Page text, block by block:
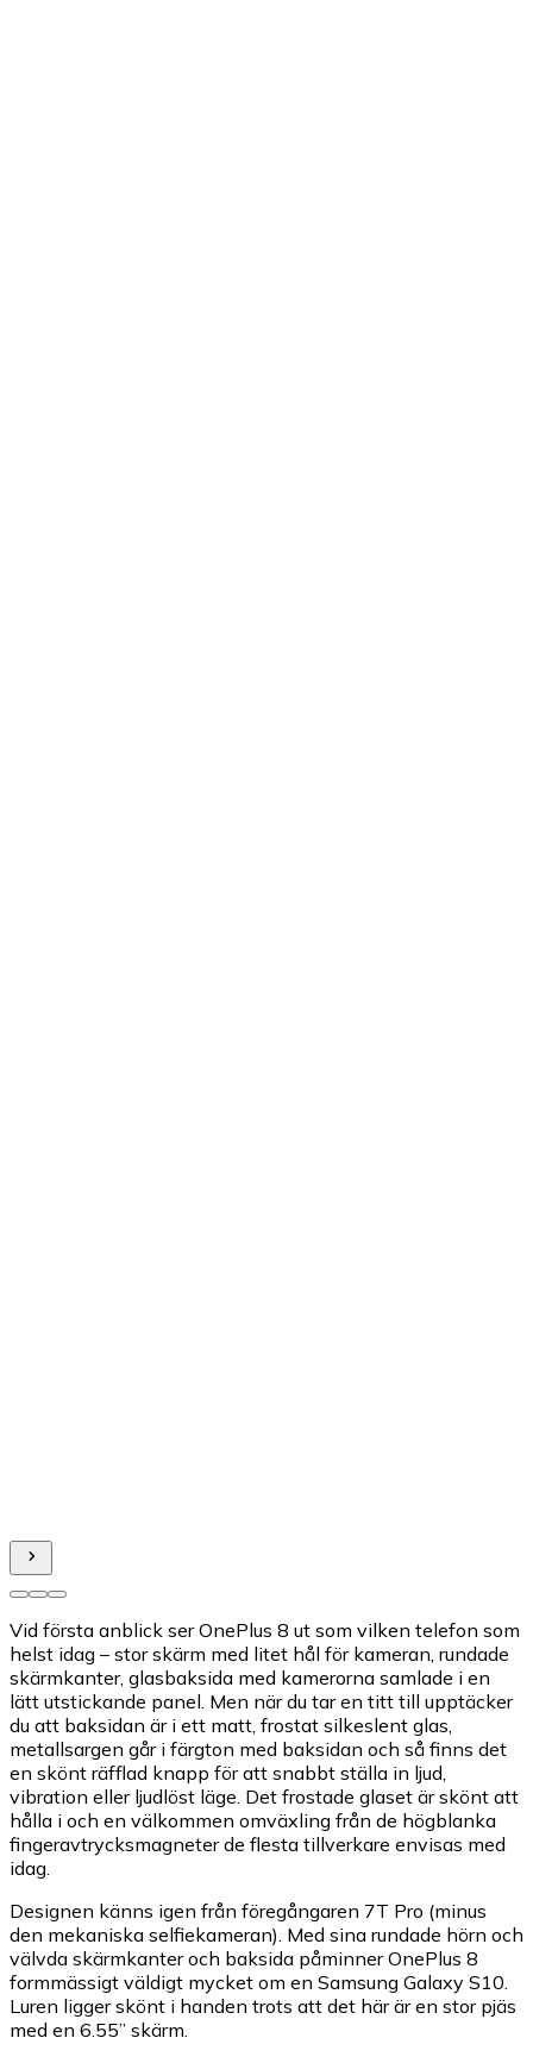
Vid första anblick ser OnePlus 8 ut som vilken telefon som
helst idag – stor skärm med litet hål för kameran, rundade
skärmkanter, glasbaksida med kamerorna samlade i en
lätt utstickande panel. Men när du tar en titt till upptäcker
du att baksidan är i ett matt, frostat silkeslent glas,
metallsargen går i färgton med baksidan och så finns det
en skönt räfflad knapp för att snabbt ställa in ljud,
vibration eller ljudlöst läge. Det frostade glaset är skönt att
hålla i och en välkommen omväxling från de högblanka
fingeravtrycksmagneter de flesta tillverkare envisas med
idag.
Designen känns igen från föregångaren 7T Pro (minus
den mekaniska selfiekameran). Med sina rundade hörn och
välvda skärmkanter och baksida påminner OnePlus 8
formmässigt väldigt mycket om en Samsung Galaxy S10.
Luren ligger skönt i handen trots att det här är en stor pjäs
med en 6.55” skärm.